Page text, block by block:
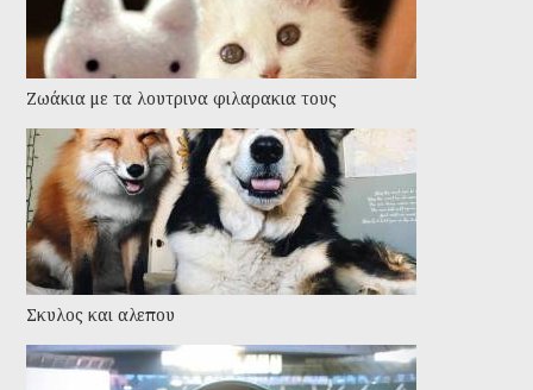
Ζωάκια με τα λουτρινα φιλαρακια τους
Σκυλος και αλεπου